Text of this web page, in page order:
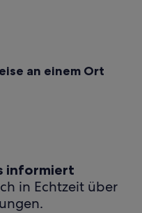
an einem Ort
informiert
in Echtzeit über